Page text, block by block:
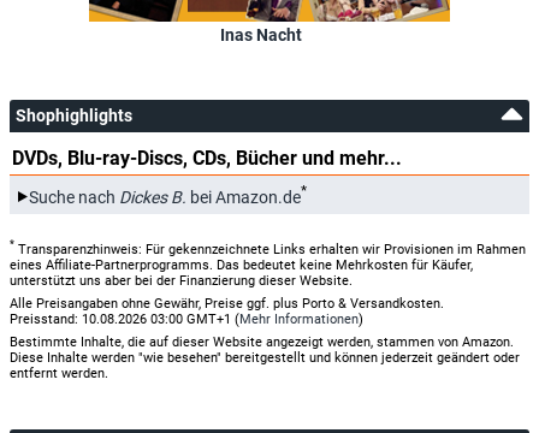
Inas Nacht
Shophighlights
DVDs, Blu-ray-Discs, CDs, Bücher und mehr...
Suche nach Dickes B. bei Amazon.de*
* Transparenzhinweis: Für gekennzeichnete Links erhalten wir Provisionen im Rahmen
eines Affiliate-Partnerprogramms. Das bedeutet keine Mehrkosten für Käufer,
unterstützt uns aber bei der Finanzierung dieser Website.
Alle Preisangaben ohne Gewähr, Preise ggf. plus Porto & Versandkosten.
Preisstand: 10.08.2026 03:00 GMT+1 (Mehr Informationen)
Bestimmte Inhalte, die auf dieser Website angezeigt werden, stammen von Amazon.
Diese Inhalte werden "wie besehen" bereitgestellt und können jederzeit geändert oder
entfernt werden.